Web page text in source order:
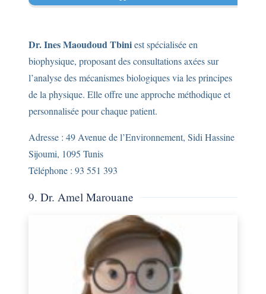
Dr. Ines Maoudoud Tbiniest spécialisée en
biophysique, proposant des consultations axées sur
l’analyse des mécanismes biologiques via les principes
de la physique. Elle offre une approche méthodique et
personnalisée pour chaque patient.
Adresse : 49 Avenue de l’Environnement, Sidi Hassine
Sijoumi, 1095 Tunis
Téléphone : 93 551 393
9. Dr. Amel Marouane